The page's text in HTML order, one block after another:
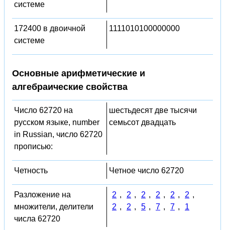
системе
172400 в двоичной
системе
1111010100000000
Основные арифметические и
алгебраические свойства
Число 62720 на
русском языке, number
in Russian, число 62720
прописью:
шестьдесят две тысячи
семьсот двадцать
Четность Четное число 62720
Разложение на
множители, делители
числа 62720
2 , 2 , 2 , 2 , 2 , 2 ,
2 , 2 , 5 , 7 , 7 , 1